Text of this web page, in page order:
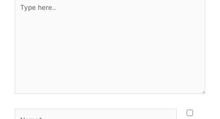
here..